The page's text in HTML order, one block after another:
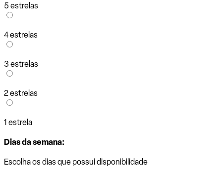
5 estrelas
4 estrelas
3 estrelas
2 estrelas
1 estrela
Dias da semana:
Escolha os dias que possui disponibilidade